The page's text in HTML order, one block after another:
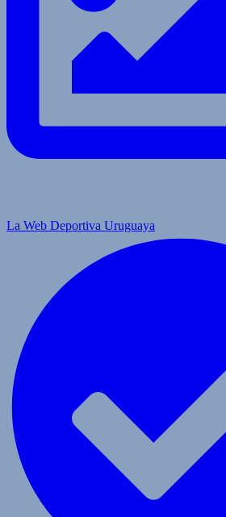
La Web Deportiva Uruguaya